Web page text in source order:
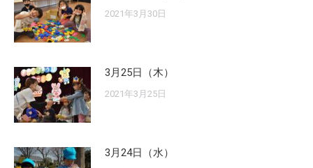
2021年3月30日
3月25日（木）
2021年3月25日
3月24日（水）